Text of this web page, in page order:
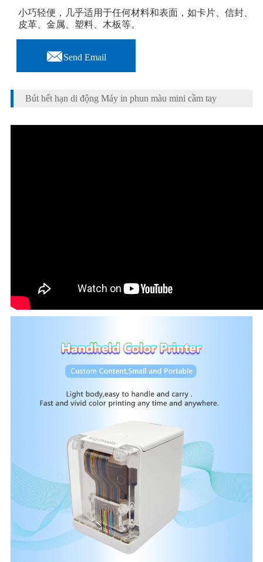
小巧轻便，几乎适用于任何材料和表面，如卡片、信封、
皮革、金属、塑料、木板等。
Send Email
Bút hết hạn di động Máy in phun màu mini cầm tay